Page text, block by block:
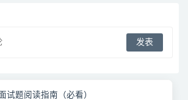
试题阅读指南（必看）